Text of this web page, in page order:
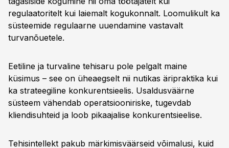
regulaatoritelt kui laiemalt kogukonnalt. Loomulikult ka
süsteemide regulaarne uuendamine vastavalt
turvanõuetele.
Eetiline ja turvaline tehisaru pole pelgalt maine
küsimus – see on üheaegselt nii nutikas äripraktika kui
ka strateegiline konkurentsieelis. Usaldusväärne
süsteem vähendab operatsiooniriske, tugevdab
kliendisuhteid ja loob pikaajalise konkurentsieelise.
Tehisintellekt pakub märkimisväärseid võimalusi, kuid